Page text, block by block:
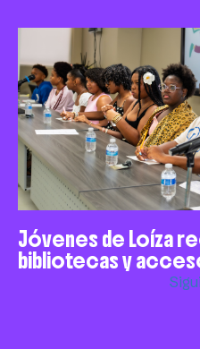
Jóvenes de Loíza
bibliotecas y